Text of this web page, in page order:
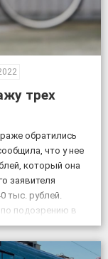
трех
обратились
что у нее
который она
заявителя
тыс. рублей.
подозрению в
двое […]